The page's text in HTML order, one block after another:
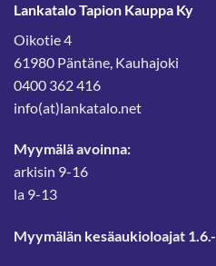
Lankatalo Tapion Kauppa Ky
Oikotie 4
61980 Päntäne, Kauhajoki
0400 362 416
info(at)lankatalo.net
Myymälä avoinna:
arkisin 9-16
la 9-13
Myymälän kesäaukioloajat 1.6.-